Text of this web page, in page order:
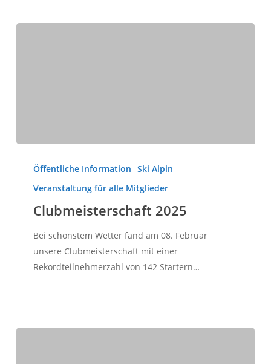
2025Öffentliche Information Ski Alpin
Veranstaltung für alle Mitglieder
Clubmeisterschaft 2025
Bei schönstem Wetter fand am 08. Februar
unsere Clubmeisterschaft mit einer
Rekordteilnehmerzahl von 142 Startern…